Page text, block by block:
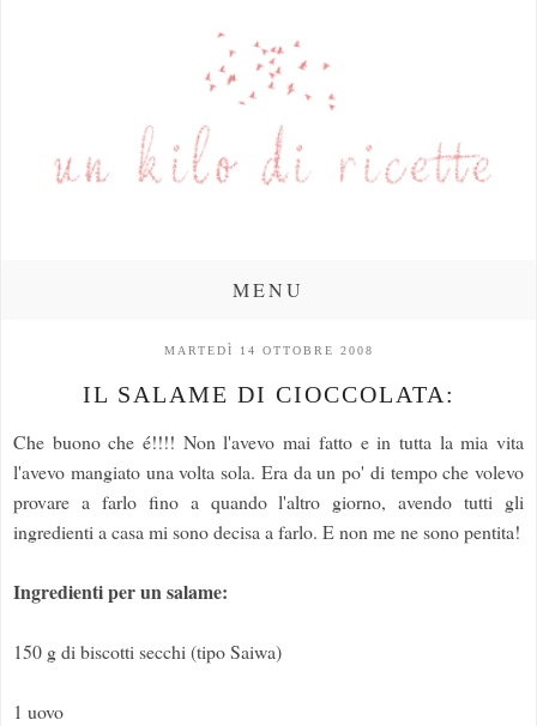
MENU
MARTEDÌ 14 OTTOBRE 2008
IL SALAME DI CIOCCOLATA:
Che buono che é!!!! Non l'avevo mai fatto e in tutta la mia vita
l'avevo mangiato una volta sola. Era da un po' di tempo che volevo
provare a farlo fino a quando l'altro giorno, avendo tutti gli
ingredienti a casa mi sono decisa a farlo. E non me ne sono pentita!
Ingredienti per un salame:
150 g di biscotti secchi (tipo Saiwa)
1 uovo